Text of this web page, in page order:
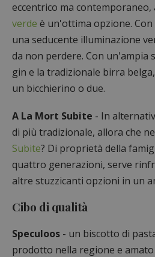
eccentrico ma contemporaneo,
verde è un'ottima opzione.
una seducente illuminazione
da non perdere. Con un'ampia
gin e la tradizionale birra
un bicchierino o due.
A La Mort Subite - In
di più tradizionale, allora che
Subite? Di proprietà della
quattro generazioni, serve
altre stuzzicanti opzioni in un
Cibo di qualità
Speculoos - un biscotto di
prodotto nella regione e